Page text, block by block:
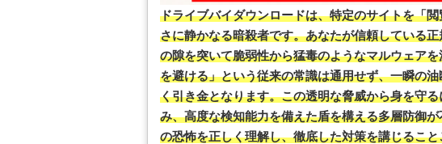
ドライブバイダウンロードは、特定のサイトを「
さに静かなる暗殺者です。あなたが信頼している
の隙を突いて脆弱性から猛毒のようなマルウェア
を避ける」という従来の常識は通用せず、一瞬の
く引き金となります。この透明な脅威から身を守
み、高度な検知能力を備えた盾を構える多層防御
の恐怖を正しく理解し、徹底した対策を講じるこ